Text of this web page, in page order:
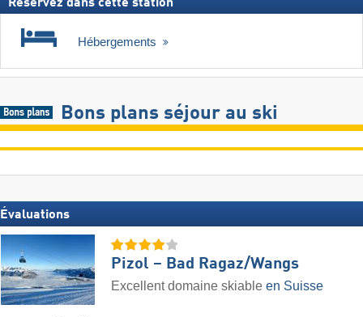
Réservez dans cette station
Hébergements
Bons plans séjour au ski
Évaluations
Pizol – Bad Ragaz/​Wangs
Excellent domaine skiable en Suisse